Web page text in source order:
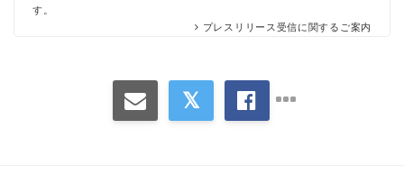
す。
プレスリリース受信に関するご案内